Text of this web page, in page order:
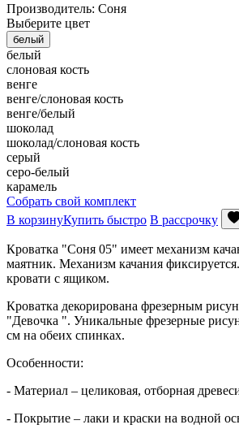
Производитель: Соня
Выберите цвет
белый
белый
слоновая кость
венге
венге/слоновая кость
венге/белый
шоколад
шоколад/слоновая кость
серый
серо-белый
карамель
Собрать свой комплект
В корзинуКупить быстро В рассрочку
Кроватка "Соня 05" имеет механизм
маятник. Механизм качания
кровати с ящиком.
Кроватка декорирована фрезерным
"Девочка ". Уникальные фрезерные
см на обеих спинках.
Особенности:
- Материал – целиковая, отборная
- Покрытие – лаки и краски на водной